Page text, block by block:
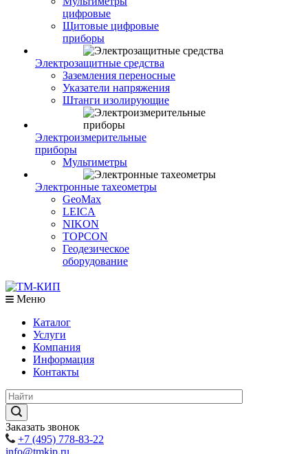
цифровые
Щитовые цифровые
приборы
Электрозащитные средства
Заземления переносные
Указатели напряжения
Штанги изолирующие
Электроизмерительные
приборы
Мультиметры
Электронные тахеометры
GeoMax
LEICA
NIKON
TOPCON
Геодезическое
оборудование
Меню
Каталог
Услуги
Компания
Информация
Контакты
Заказать звонок
+7 (495) 778-83-22
info@tmkip.ru